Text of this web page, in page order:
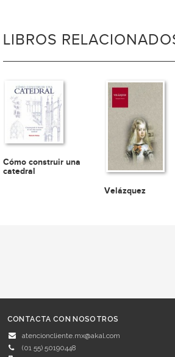
LIBROS
Cómo construir una
catedral
Velázquez
CONTACTA CON NOSOTROS
atencioncliente.mx@akal.com
(01 55) 50190448